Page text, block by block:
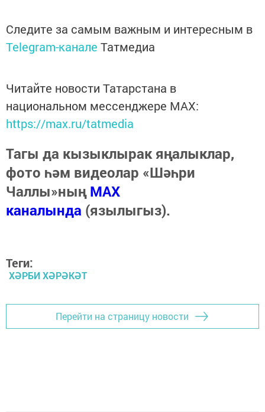
Следите за самым важным и интересным в
Telegram-канале Татмедиа
Читайте новости Татарстана в
национальном мессенджере MАХ:
https://max.ru/tatmedia
Тагы да кызыклырак яңалыклар,
фото һәм видеолар «Шәһри
Чаллы»ныңMAX
каналында (язылыгыз).
Теги:
ХӘРБИ ХӘРӘКӘТ
Перейти на страницу новости